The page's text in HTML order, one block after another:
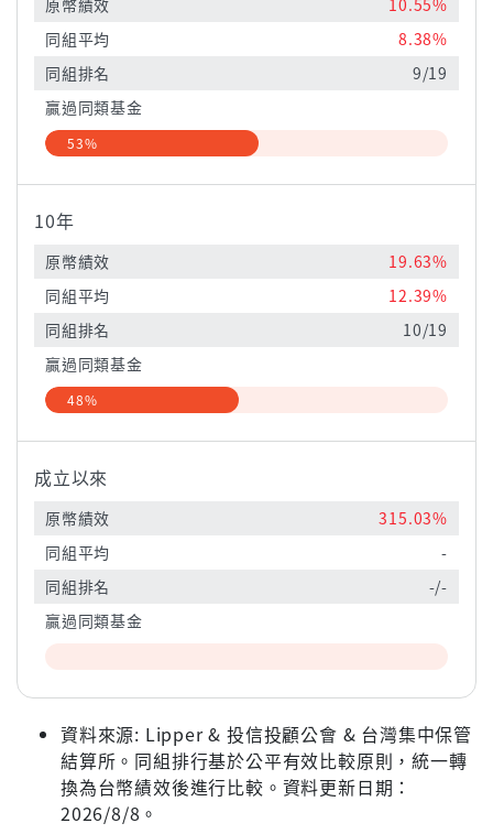
原幣績效
10.55%
同組平均
8.38%
同組排名
9/19
贏過同類基金
53%
10年
原幣績效
19.63%
同組平均
12.39%
同組排名
10/19
贏過同類基金
48%
成立以來
原幣績效
315.03%
同組平均
-
同組排名
-/-
贏過同類基金
資料來源: Lipper & 投信投顧公會 & 台灣集中保管
結算所。同組排行基於公平有效比較原則，統一轉
換為台幣績效後進行比較。資料更新日期：
2026/8/8。